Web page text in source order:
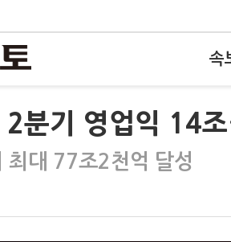
속
2분기 영업익 14
최대 77조2천억 달성